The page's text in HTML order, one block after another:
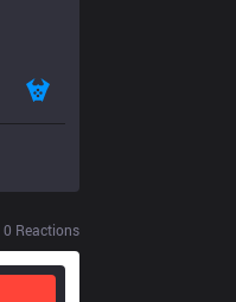
0 Reactions